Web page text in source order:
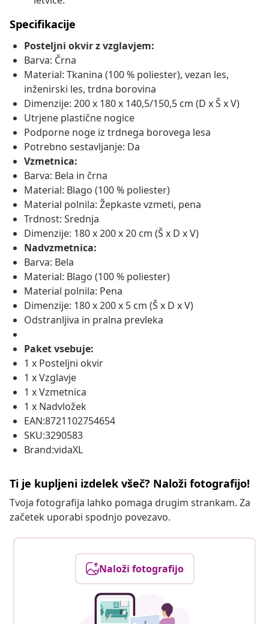
Specifikacije
Posteljni okvir z vzglavjem:
Barva: Črna
Material: Tkanina (100 % poliester), vezan les,
inženirski les, trdna borovina
Dimenzije: 200 x 180 x 140,5/150,5 cm (D x Š x V)
Utrjene plastične nogice
Podporne noge iz trdnega borovega lesa
Potrebno sestavljanje: Da
Vzmetnica:
Barva: Bela in črna
Material: Blago (100 % poliester)
Material polnila: Žepkaste vzmeti, pena
Trdnost: Srednja
Dimenzije: 180 x 200 x 20 cm (Š x D x V)
Nadvzmetnica:
Barva: Bela
Material: Blago (100 % poliester)
Material polnila: Pena
Dimenzije: 180 x 200 x 5 cm (Š x D x V)
Odstranljiva in pralna prevleka
Paket vsebuje:
1 x Posteljni okvir
1 x Vzglavje
1 x Vzmetnica
1 x Nadvložek
EAN:8721102754654
SKU:3290583
Brand:vidaXL
Ti je kupljeni izdelek všeč? Naloži fotografijo!
Tvoja fotografija lahko pomaga drugim strankam. Za
začetek uporabi spodnjo povezavo.
Naloži fotografijo